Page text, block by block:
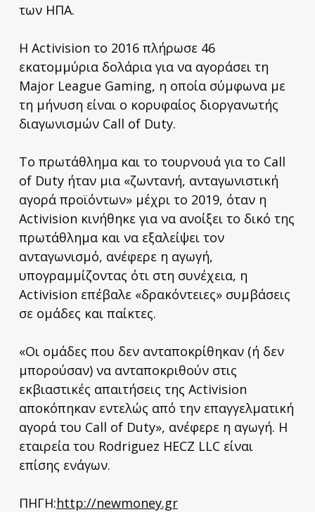
των ΗΠΑ.
Η Activision το 2016 πλήρωσε 46
εκατομμύρια δολάρια για να αγοράσει τη
Major League Gaming, η οποία σύμφωνα με
τη μήνυση είναι ο κορυφαίος διοργανωτής
διαγωνισμών Call of Duty.
Το πρωτάθλημα και το τουρνουά για το Call
of Duty ήταν μια «ζωντανή, ανταγωνιστική
αγορά προϊόντων» μέχρι το 2019, όταν η
Activision κινήθηκε για να ανοίξει το δικό της
πρωτάθλημα και να εξαλείψει τον
ανταγωνισμό, ανέφερε η αγωγή,
υπογραμμίζοντας ότι στη συνέχεια, η
Activision επέβαλε «δρακόντειες» συμβάσεις
σε ομάδες και παίκτες.
«Οι ομάδες που δεν ανταποκρίθηκαν (ή δεν
μπορούσαν) να ανταποκριθούν στις
εκβιαστικές απαιτήσεις της Activision
αποκόπηκαν εντελώς από την επαγγελματική
αγορά του Call of Duty», ανέφερε η αγωγή. Η
εταιρεία του Rodriguez HECZ LLC είναι
επίσης ενάγων.
ΠΗΓΗ:http://newmoney.gr